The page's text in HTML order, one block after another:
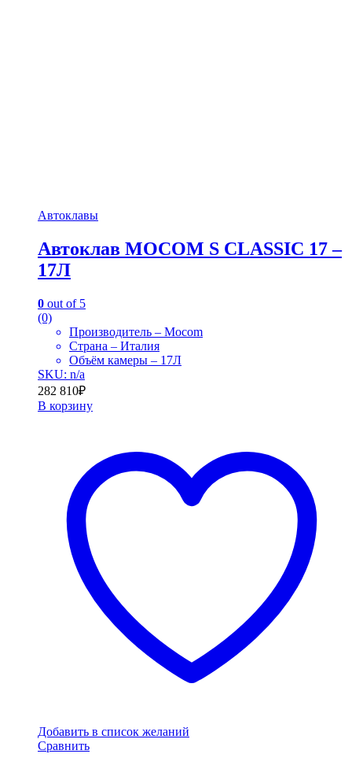
Автоклавы
Автоклав MOCOM S CLASSIC 17 –
17Л
0 out of 5
(0)
Производитель – Mocom
Страна – Италия
Объём камеры – 17Л
SKU: n/a
282 810₽
В корзину
Добавить в список желаний
Сравнить